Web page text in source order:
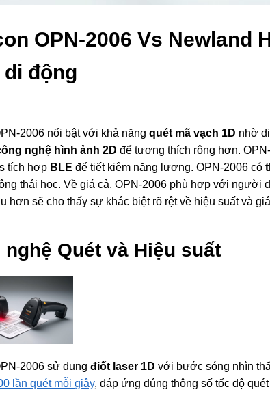
OPN-2006 Vs Newland
động
2006 nổi bật với khả năngquét mã vạch 1D nhờ
nghệ hình ảnh 2D để tương thích rộng hơn.
tích hợp BLE để tiết kiệm năng lượng. OPN-2006 có
thái học. Về giá cả, OPN-2006 phù hợp với người
hơn sẽ cho thấy sự khác biệt rõ rệt về hiệu suất và
nghệ Quét và Hiệu suất
2006 sử dụngđiốt laser 1D với bước sóng nhìn
lần quét mỗi giây, đáp ứng đúng thông số tốc độ